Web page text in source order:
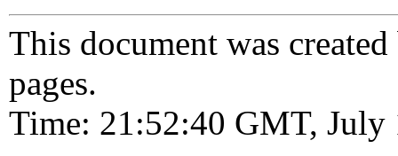
This document was
pages.
Time: 21:52:40 GMT, July